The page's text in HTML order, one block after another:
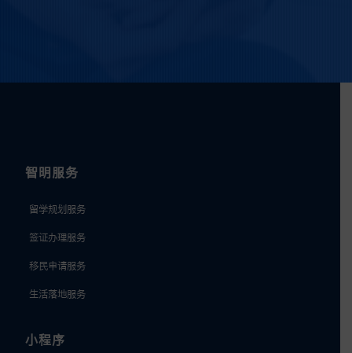
智明服务
留学规划服务
签证办理服务
移民申请服务
生活落地服务
小程序